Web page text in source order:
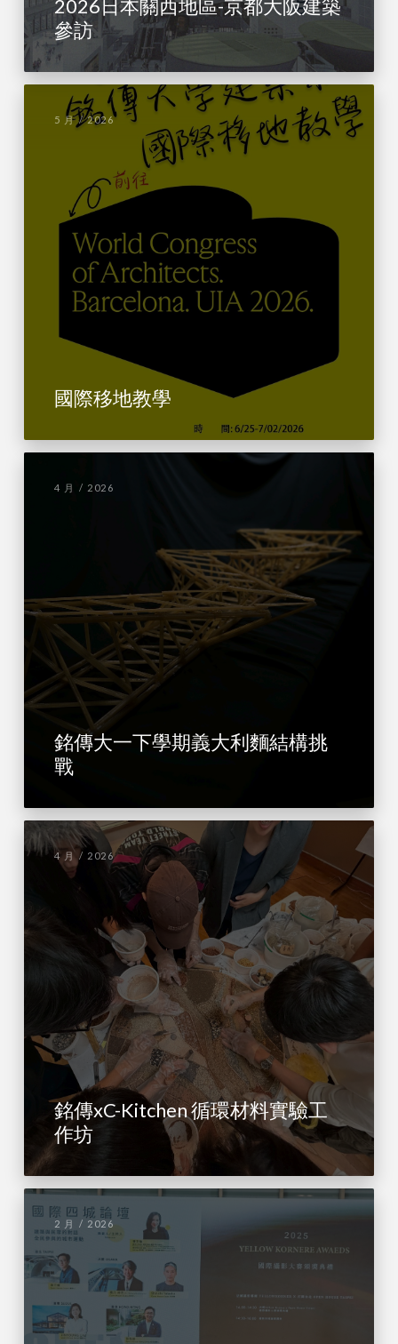
2026日本關西地區-京都大阪建築
參訪
5 月 / 2026
國際移地教學
4 月 / 2026
銘傳大一下學期義大利麵結構挑
戰
4 月 / 2026
銘傳xC-Kitchen 循環材料實驗工
作坊
2 月 / 2026